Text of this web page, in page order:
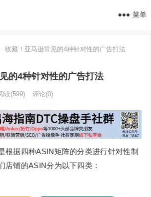
菜单
收藏！亚马逊常见的4种针对性的广告打法
的4种针对性的广告打法
读(599) 评论(0)
根据四种ASIN矩阵的分类进行针对性制
店铺的ASIN分为以下四类：